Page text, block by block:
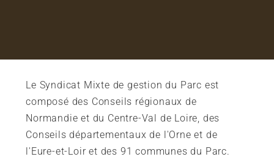
Le Syndicat Mixte de gestion du Parc est
composé des Conseils régionaux de
Normandie et du Centre-Val de Loire, des
Conseils départementaux de l'Orne et de
l'Eure-et-Loir et des 91 communes du Parc.